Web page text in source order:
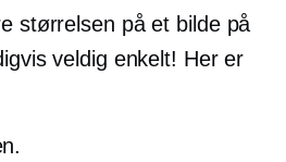
størrelsen på et bilde på
veldig enkelt! Her er